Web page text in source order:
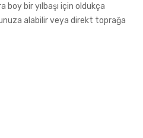
boy bir yılbaşı için oldukça
alabilir veya direkt toprağa